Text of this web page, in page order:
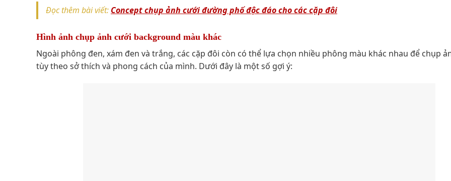
Đọc thêm bài viết: Concept chụp ảnh cưới đường phố độc đáo cho các cặp đôi
Hình ảnh chụp ảnh cưới background màu khác
Ngoài phông đen, xám đen và trắng, các cặp đôi còn có thể lựa chọn nhiều phông màu khác nhau để chụp
tùy theo sở thích và phong cách của mình. Dưới đây là một số gợi ý: